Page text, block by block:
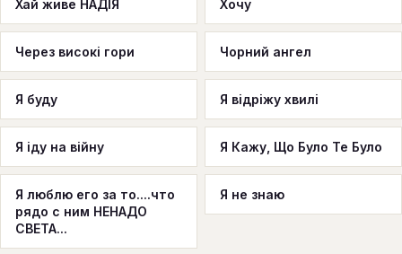
Хай живе НАДІЯ Хочу
Через високі гори Чорний ангел
Я буду Я відріжу хвилі
Я іду на війну Я Кажу, Що Було Те Було
Я люблю его за то....что
рядо с ним НЕНАДО
СВЕТА...
Я не знаю